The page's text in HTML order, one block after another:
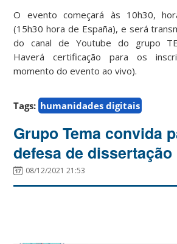
O evento começará às 10h30,
(15h30 hora de España), e será
do canal de Youtube do grupo
Haverá certificação para os
momento do evento ao vivo).
Tags: humanidades digitais
Grupo Tema convida
defesa de dissertação
08/12/2021 21:53